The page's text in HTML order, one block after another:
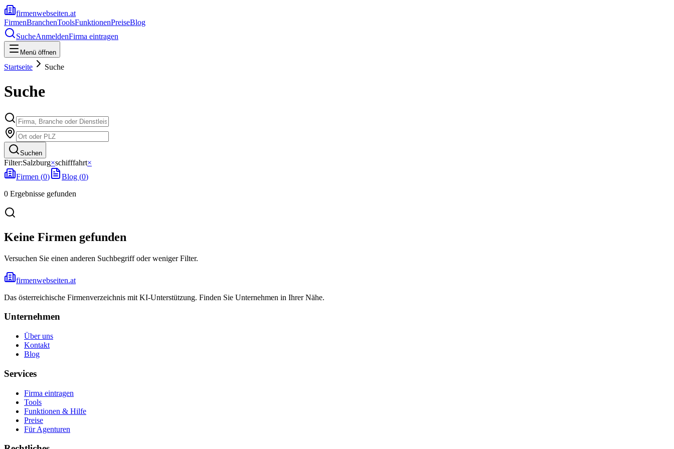
firmenwebseiten.at
FirmenBranchenToolsFunktionenPreiseBlog
SucheAnmeldenFirma eintragen
Menü öffnen
Startseite Suche
Suche
Suchen
Filter:Salzburg×schifffahrt×
Firmen (0) Blog (0)
0 Ergebnisse gefunden
Keine Firmen gefunden
Versuchen Sie einen anderen Suchbegriff oder weniger Filter.
firmenwebseiten.at
Das österreichische Firmenverzeichnis mit KI-Unterstützung. Finden Sie Unternehmen in Ihrer Nähe.
Unternehmen
Über uns
Kontakt
Blog
Services
Firma eintragen
Tools
Funktionen & Hilfe
Preise
Für Agenturen